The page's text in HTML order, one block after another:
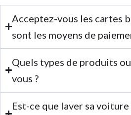
Acceptez-vous les cartes
sont les moyens de
Quels types de produits
vous ?
Est-ce que laver sa voiture